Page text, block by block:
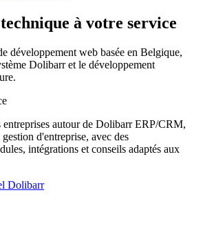
à votre service
développement web basée en Belgique,
Dolibarr et le développement
entreprises autour de Dolibarr ERP/CRM,
d'entreprise, avec des
intégrations et conseils adaptés aux
Dolibarr